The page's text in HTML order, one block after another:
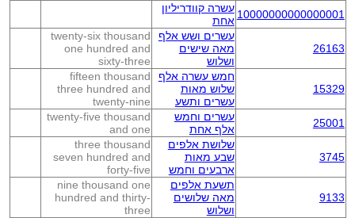
10000000000000001 עשרה קוודריליון
אחת
26163
עשרים ושש אלף
מאה שישים
ושלוש
twenty-six thousand
one hundred and
sixty-three
15329
חמש עשרה אלף
שלוש מאות
עשרים ותשע
fifteen thousand
three hundred and
twenty-nine
25001
עשרים וחמש
אלף אחת
twenty-five thousand
and one
3745
שלושת אלפים
שבע מאות
ארבעים וחמש
three thousand
seven hundred and
forty-five
9133
תשעת אלפים
מאה שלושים
ושלוש
nine thousand one
hundred and thirty-
three